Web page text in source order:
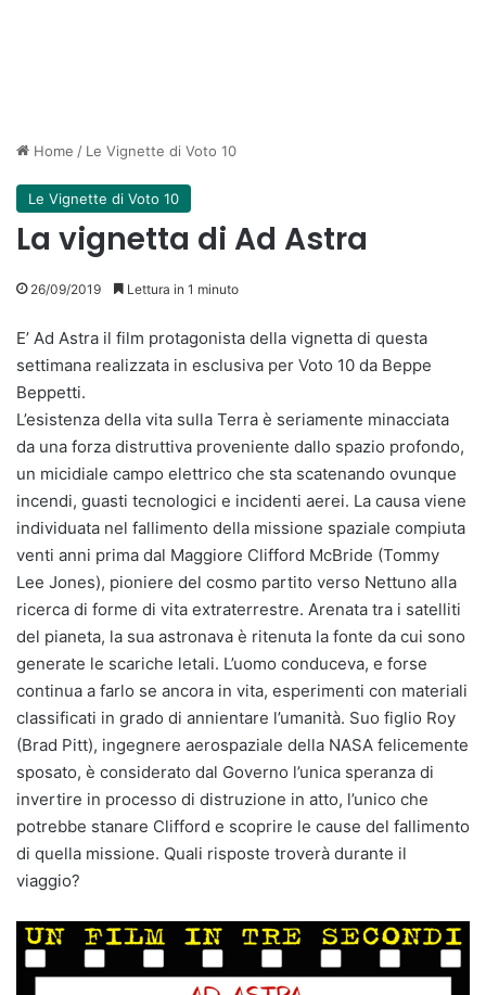
Home / Le Vignette di Voto 10
Le Vignette di Voto 10
La vignetta di Ad Astra
26/09/2019 Lettura in 1 minuto
E’ Ad Astra il film protagonista della vignetta di questa
settimana realizzata in esclusiva per Voto 10 da Beppe
Beppetti.
L’esistenza della vita sulla Terra è seriamente minacciata
da una forza distruttiva proveniente dallo spazio profondo,
un micidiale campo elettrico che sta scatenando ovunque
incendi, guasti tecnologici e incidenti aerei. La causa viene
individuata nel fallimento della missione spaziale compiuta
venti anni prima dal Maggiore Clifford McBride (Tommy
Lee Jones), pioniere del cosmo partito verso Nettuno alla
ricerca di forme di vita extraterrestre. Arenata tra i satelliti
del pianeta, la sua astronava è ritenuta la fonte da cui sono
generate le scariche letali. L’uomo conduceva, e forse
continua a farlo se ancora in vita, esperimenti con materiali
classificati in grado di annientare l’umanità. Suo figlio Roy
(Brad Pitt), ingegnere aerospaziale della NASA felicemente
sposato, è considerato dal Governo l’unica speranza di
invertire in processo di distruzione in atto, l’unico che
potrebbe stanare Clifford e scoprire le cause del fallimento
di quella missione. Quali risposte troverà durante il
viaggio?